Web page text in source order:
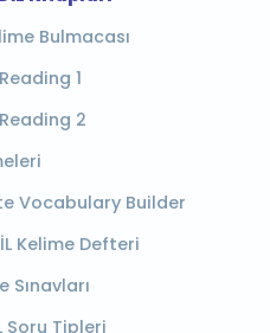
Bulmacası
1
2
Vocabulary Builder
Kelime Defteri
Sınavları
Soru Tipleri